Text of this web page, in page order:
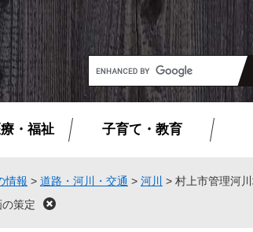
G
o
o
カ
・福祉 子育て・教育
情報 > 道路・河川・交通 > 河川 > 村上市管理河
策定
閉